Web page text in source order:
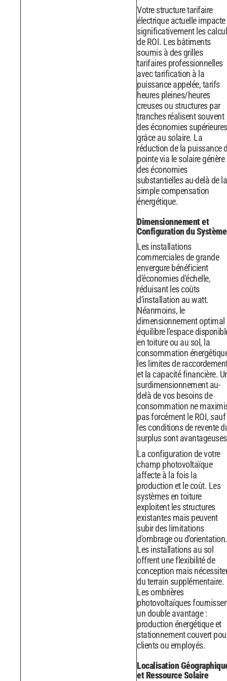
Votre structure tarifaire
électrique actuelle impacte
significativement les
de ROI. Les bâtiments
soumis à des grilles
tarifaires professionnelles
avec tarification à la
puissance appelée, tarifs
heures pleines/heures
creuses ou structures par
tranches réalisent souvent
des économies supérieures
grâce au solaire. La
réduction de la puissance
pointe via le solaire génère
des économies
substantielles au-delà de la
simple compensation
énergétique.
Dimensionnement et
Configuration du Système
Les installations
commerciales de grande
envergure bénéficient
d'économies d'échelle,
réduisant les coûts
d'installation au watt.
Néanmoins, le
dimensionnement optimal
équilibre l'espace
en toiture ou au sol, la
consommation
les limites de
et la capacité financière.
surdimensionnement au-
delà de vos besoins de
consommation ne
pas forcément le ROI,
les conditions de revente
surplus sont
La configuration de votre
champ photovoltaïque
affecte à la fois la
production et le coût. Les
systèmes en toiture
exploitent les structures
existantes mais peuvent
subir des limitations
d'ombrage ou d'orientation.
Les installations au sol
offrent une flexibilité de
conception mais
du terrain supplémentaire.
Les ombrières
photovoltaïques
un double avantage :
production énergétique et
stationnement couvert
clients ou employés.
Localisation
et Ressource Solaire